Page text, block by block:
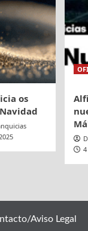
os
Aviso Legal